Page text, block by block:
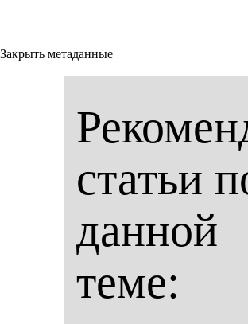
Закрыть метаданные
статьи
данной
теме: